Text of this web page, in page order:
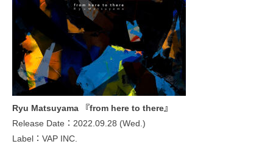
Ryu Matsuyama 『from here to there』
Release Date：2022.09.28 (Wed.)
Label：VAP INC.